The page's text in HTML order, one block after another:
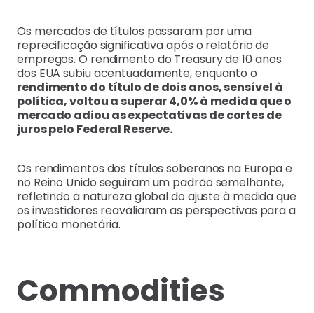
Os mercados de títulos passaram por uma
reprecificação significativa após o relatório de
empregos. O rendimento do Treasury de 10 anos
dos EUA subiu acentuadamente, enquanto o
rendimento do título de dois anos, sensível à
política, voltou a superar 4,0% à medida que o
mercado adiou as expectativas de cortes de
juros pelo Federal Reserve.
Os rendimentos dos títulos soberanos na Europa e
no Reino Unido seguiram um padrão semelhante,
refletindo a natureza global do ajuste à medida que
os investidores reavaliaram as perspectivas para a
política monetária.
Commodities